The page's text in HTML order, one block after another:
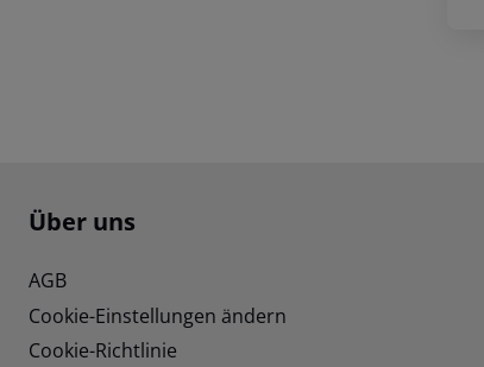
Footer navigation
Über uns
AGB
Cookie-Einstellungen ändern
Cookie-Richtlinie